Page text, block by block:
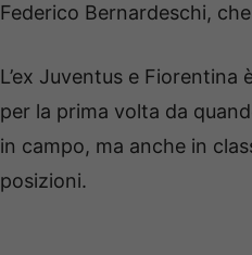
Federico Bernardeschi,
L’ex Juventus e
per la prima volta da
in campo, ma anche in
posizioni.